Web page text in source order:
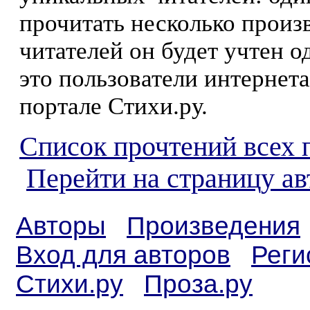
прочитать несколько
читателей он будет учтен
это пользователи
портале Стихи.ру.
Список прочтений всех
Перейти на страницу
Авторы
Произведения
Вход для авторов
Стихи.ру
Проза.ру